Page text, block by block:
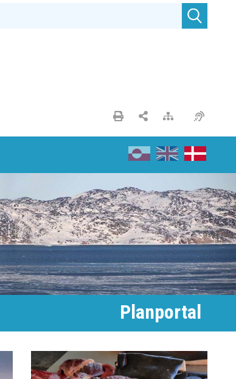
Planportal